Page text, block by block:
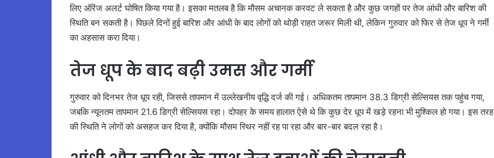
लिए ऑरेंज अलर्ट घोषित किया गया है। इसका मतलब है कि मौसम अचानक करवट ले सकता है और कुछ जगहों पर तेज आंधी और बारिश की
स्थिति बन सकती है। पिछले दिनों हुई बारिश और आंधी के बाद लोगों को थोड़ी राहत जरूर मिली थी, लेकिन गुरुवार को फिर से तेज धूप ने गर्मी
का अहसास करा दिया।
तेज धूप के बाद बढ़ी उमस और गर्मी
गुरुवार को दिनभर तेज धूप रही, जिससे तापमान में उल्लेखनीय वृद्धि दर्ज की गई। अधिकतम तापमान 38.3 डिग्री सेल्सियस तक पहुंच गया,
जबकि न्यूनतम तापमान 21.6 डिग्री सेल्सियस रहा। दोपहर के समय हालात ऐसे थे कि कुछ देर धूप में खड़े रहना भी मुश्किल हो गया। इस तरह
की स्थिति ने लोगों को असहज कर दिया है, क्योंकि मौसम स्थिर नहीं रह पा रहा और बार-बार बदल रहा है।